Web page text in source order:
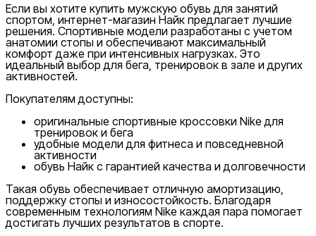
Если вы хотите купить мужскую обувь для занятий
спортом, интернет-магазин Найк предлагает лучшие
решения. Спортивные модели разработаны с учетом
анатомии стопы и обеспечивают максимальный
комфорт даже при интенсивных нагрузках. Это
идеальный выбор для бега, тренировок в зале и других
активностей.
Покупателям доступны:
оригинальные спортивные кроссовки Nike для
тренировок и бега
удобные модели для фитнеса и повседневной
активности
обувь Найк с гарантией качества и долговечности
Такая обувь обеспечивает отличную амортизацию,
поддержку стопы и износостойкость. Благодаря
современным технологиям Nike каждая пара помогает
достигать лучших результатов в спорте.